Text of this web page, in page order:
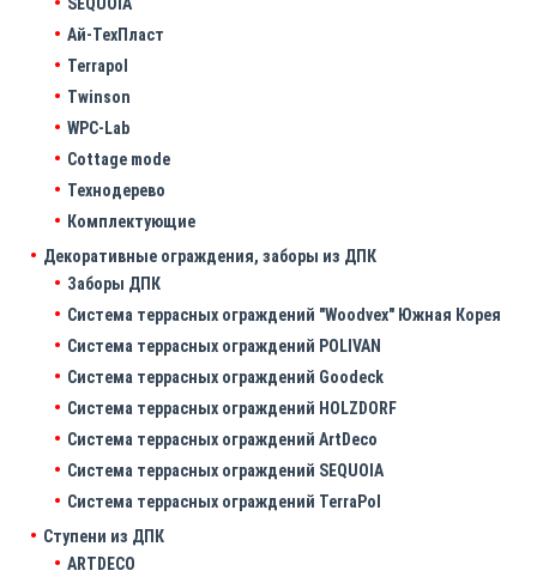
Ай-ТехПласт
Terrapol
Twinson
WPC-Lab
Cottage mode
Технодерево
Комплектующие
Декоративные ограждения, заборы из ДПК
Заборы ДПК
Система террасных ограждений "Woodvex" Южная Корея
Система террасных ограждений POLIVAN
Система террасных ограждений Goodeck
Система террасных ограждений HOLZDORF
Система террасных ограждений ArtDeco
Система террасных ограждений SEQUOIA
Система террасных ограждений TerraPol
Ступени из ДПК
ARTDECO